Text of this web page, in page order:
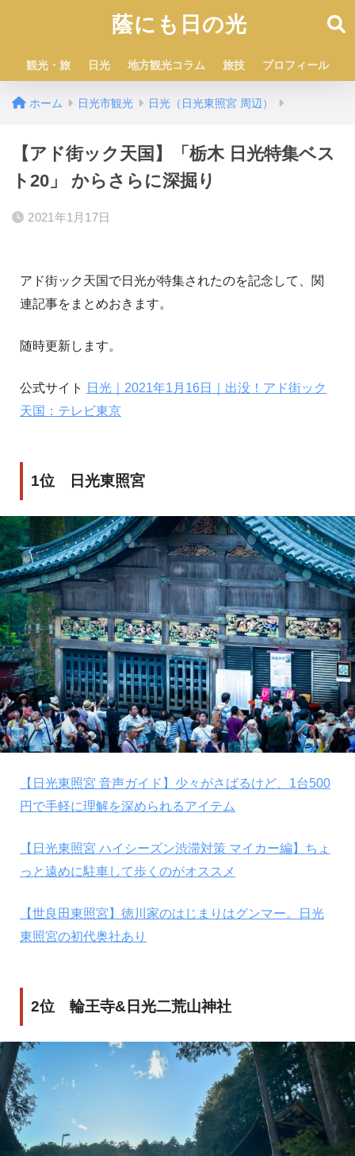
蔭にも日の光
観光・旅 日光 地方観光コラム 旅技 プロフィール
ホーム 日光市観光 日光（日光東照宮 周辺）
【アド街ック天国】「栃木 日光特集ベス
ト20」 からさらに深掘り
2021年1月17日
アド街ック天国で日光が特集されたのを記念して、関
連記事をまとめおきます。
随時更新します。
公式サイト
日光｜2021年1月16日｜出没！アド街ック
天国：テレビ東京
1位 日光東照宮
【日光東照宮 音声ガイド】少々がさばるけど、1台500
円で手軽に理解を深められるアイテム
【日光東照宮 ハイシーズン渋滞対策 マイカー編】ちょ
っと遠めに駐車して歩くのがオススメ
【世良田東照宮】徳川家のはじまりはグンマー。日光
東照宮の初代奥社あり
2位 輪王寺&日光二荒山神社